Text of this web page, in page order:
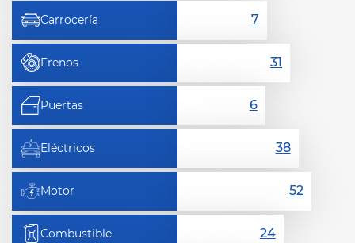
Carrocería
Frenos
Puertas
Eléctricos
Motor
Combustible